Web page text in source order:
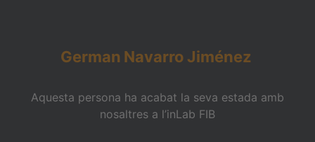
German Navarro Jiménez
Aquesta persona ha acabat la seva estada amb
nosaltres a l’inLab FIB